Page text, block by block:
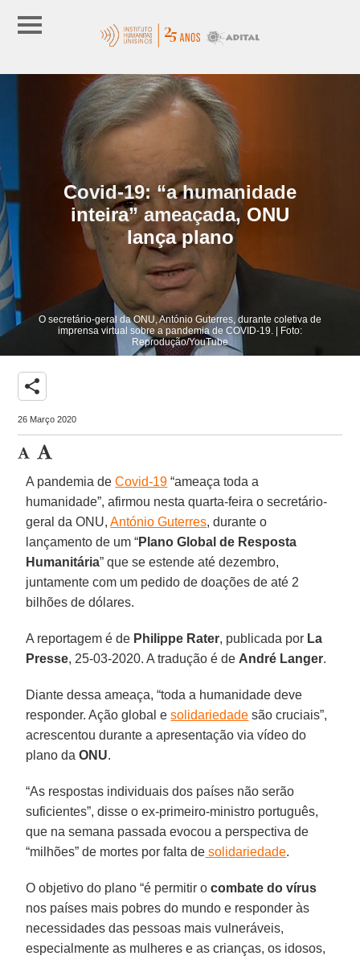
Covid-19: “a humanidade
inteira” ameaçada, ONU
lança plano
O secretário-geral da ONU, António Guterres, durante coletiva de
imprensa virtual sobre a pandemia de COVID-19. | Foto:
Reprodução/YouTube
share
26 Março 2020
A pandemia deCovid-19 “ameaça toda a
humanidade”, afirmou nesta quarta-feira o secretário-
geral da ONU,António Guterres, durante o
lançamento de um “Plano Global de Resposta
Humanitária” que se estende até dezembro,
juntamente com um pedido de doações de até 2
bilhões de dólares.
A reportagem é de Philippe Rater, publicada por La
Presse, 25-03-2020. A tradução é de André Langer.
Diante dessa ameaça, “toda a humanidade deve
responder. Ação global esolidariedade são cruciais”,
acrescentou durante a apresentação via vídeo do
plano daONU.
“As respostas individuais dos países não serão
suficientes”, disse o ex-primeiro-ministro português,
que na semana passada evocou a perspectiva de
“milhões” de mortes por falta de solidariedade.
O objetivo do plano “é permitir o combate do vírus
nos países mais pobres do mundo e responder às
necessidades das pessoas mais vulneráveis,
especialmente as mulheres e as crianças, os idosos,